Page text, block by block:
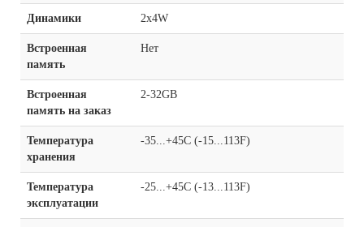
Динамики 2x4W
Встроенная
память
Нет
Встроенная
память на заказ
2-32GB
Температура
хранения
-35...+45C (-15...113F)
Температура
эксплуатации
-25...+45C (-13...113F)